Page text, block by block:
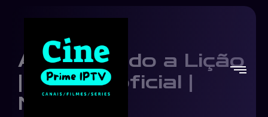
Aprendendo a Lição
| Trailer oficial |
Netflix